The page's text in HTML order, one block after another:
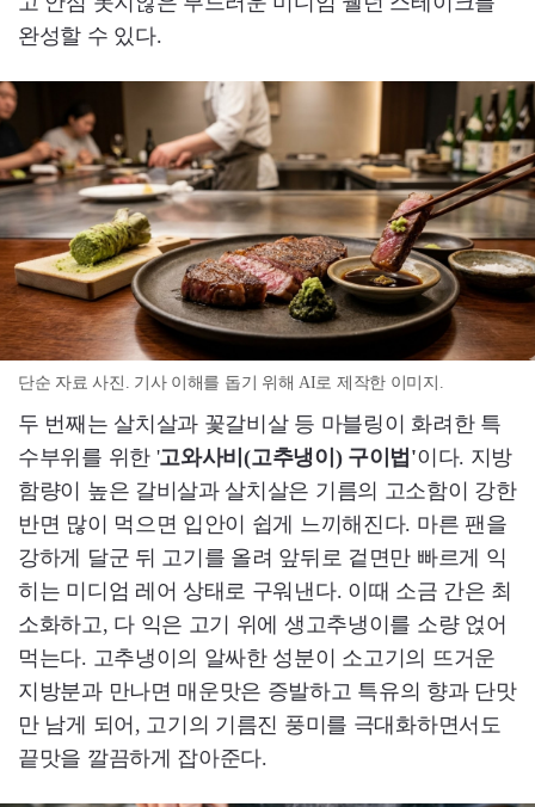
완성할 수 있다.
단순 자료 사진. 기사 이해를 돕기 위해 AI로 제작한 이미지.
두 번째는 살치살과 꽃갈비살 등 마블링이 화려한 특
수부위를 위한 '고와사비(고추냉이) 구이법'이다. 지방
함량이 높은 갈비살과 살치살은 기름의 고소함이 강한
반면 많이 먹으면 입안이 쉽게 느끼해진다. 마른 팬을
강하게 달군 뒤 고기를 올려 앞뒤로 겉면만 빠르게 익
히는 미디엄 레어 상태로 구워낸다. 이때 소금 간은 최
소화하고, 다 익은 고기 위에 생고추냉이를 소량 얹어
먹는다. 고추냉이의 알싸한 성분이 소고기의 뜨거운
지방분과 만나면 매운맛은 증발하고 특유의 향과 단맛
만 남게 되어, 고기의 기름진 풍미를 극대화하면서도
끝맛을 깔끔하게 잡아준다.